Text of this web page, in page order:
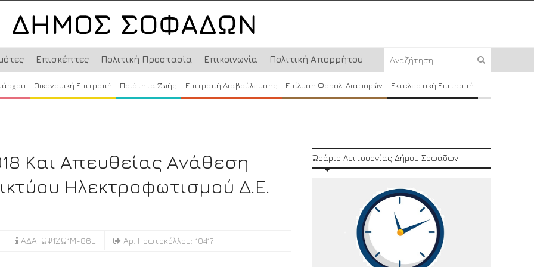
Επισκέπτες Πολιτική Προστασία Επικοινωνία Πολιτική Απορρήτου
Οικονομική Επιτροπή Ποιότητα Ζωής Επιτροπή Διαβούλευσης Επίλυση Φορολ. Διαφορών Εκτελεστική Επιτροπή
Και Απευθείας Ανάθεση
Ηλεκτροφωτισμού Δ.Ε.
ΑΔΑ: ΩΨ1ΖΩ1Μ-86Ε Αρ. Πρωτοκόλλου: 10417
Ώράριο Λειτουργίας Δήμου Σοφάδων